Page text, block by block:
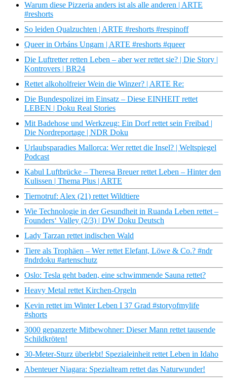
Warum diese Pizzeria anders ist als alle anderen | ARTE
#reshorts
So leiden Qualzuchten | ARTE #reshorts #respinoff
Queer in Orbáns Ungarn | ARTE #reshorts #queer
Die Luftretter retten Leben – aber wer rettet sie? | Die Story |
Kontrovers | BR24
Rettet alkoholfreier Wein die Winzer? | ARTE Re:
Die Bundespolizei im Einsatz – Diese EINHEIT rettet
LEBEN | Doku Real Stories
Mit Badehose und Werkzeug: Ein Dorf rettet sein Freibad |
Die Nordreportage | NDR Doku
Urlaubsparadies Mallorca: Wer rettet die Insel? | Weltspiegel
Podcast
Kabul Luftbrücke – Theresa Breuer rettet Leben – Hinter den
Kulissen | Thema Plus | ARTE
Tiernotruf: Alex (21) rettet Wildtiere
Wie Technologie in der Gesundheit in Ruanda Leben rettet –
Founders‘ Valley (2/3) | DW Doku Deutsch
Lady Tarzan rettet indischen Wald
Tiere als Trophäen – Wer rettet Elefant, Löwe & Co.? #ndr
#ndrdoku #artenschutz
Oslo: Tesla geht baden, eine schwimmende Sauna rettet?
Heavy Metal rettet Kirchen-Orgeln
Kevin rettet im Winter Leben I 37 Grad #storyofmylife
#shorts
3000 gepanzerte Mitbewohner: Dieser Mann rettet tausende
Schildkröten!
30-Meter-Sturz überlebt! Spezialeinheit rettet Leben in Idaho
Abenteuer Niagara: Spezialteam rettet das Naturwunder!